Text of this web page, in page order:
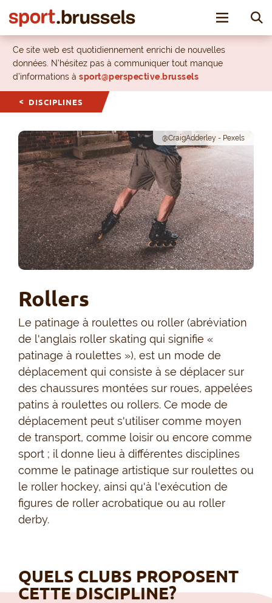
Toggle
Ce site web est quotidiennement enrichi de nouvelles
données. N’hésitez pas à communiquer tout manque
d’informations à sport@perspective.brussels
DISCIPLINES
@CraigAdderley - Pexels
Rollers
Le patinage à roulettes ou roller (abréviation
de l'anglais roller skating qui signifie «
patinage à roulettes »), est un mode de
déplacement qui consiste à se déplacer sur
des chaussures montées sur roues, appelées
patins à roulettes ou rollers. Ce mode de
déplacement peut s'utiliser comme moyen
de transport, comme loisir ou encore comme
sport ; il donne lieu à différentes disciplines
comme le patinage artistique sur roulettes ou
le roller hockey, ainsi qu'à l'exécution de
figures de roller acrobatique ou au roller
derby.
QUELS CLUBS PROPOSENT
CETTE DISCIPLINE?